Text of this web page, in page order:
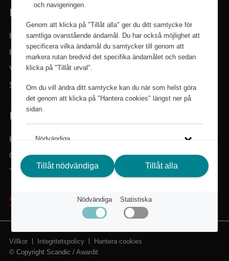
och navigeringen.
Genom att klicka på "Tillåt alla" ger du ditt samtycke för
samtliga ovanstående ändamål. Du har också möjlighet att
specificera vilka ändamål du samtycker till genom att
markera rutan bredvid det specifika ändamålet och sedan
klicka på "Tillåt urval".
Om du vill ändra ditt samtycke kan du när som helst göra
det genom att klicka på "Hantera cookies" längst ner på
sidan.
Nödvändiga
Statistiska
Klicka på länken för att läsa mer om hur vi använder kakor
och andra tekniska lösningar och hur vi inhämtar och
behandlar personuppgifter.
Integritetspolicy
Tillåt nödvändiga Tillåt alla
Nödvändiga Statistiska
LÄNKAR
Hem
Kategorier
Varumärken
Sök i sortimentet
BEHÖVER DU HJÄLP?
Kundservice
Om Scandic Friends
Tillbaka till scandichotels.se
Villkor Integritetspolicy
Hantera cookies
© Copyright Scandic /Awardit